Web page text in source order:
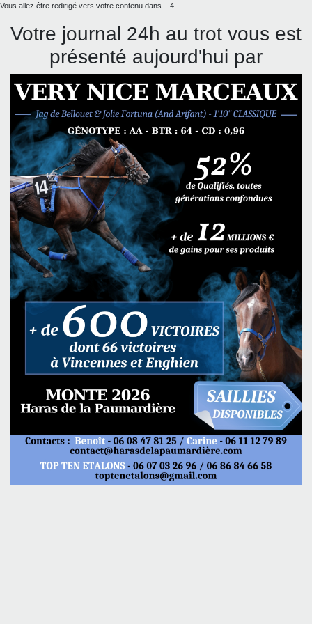
Vous allez être redirigé vers votre contenu dans... 4
Votre journal 24h au trot vous est
présenté aujourd'hui par